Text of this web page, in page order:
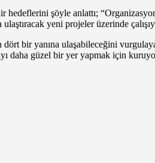
şöyle anlattı;
yeni projeler üzerinde
bir yanına ulaşabileceğini
daha güzel bir yer yapmak için